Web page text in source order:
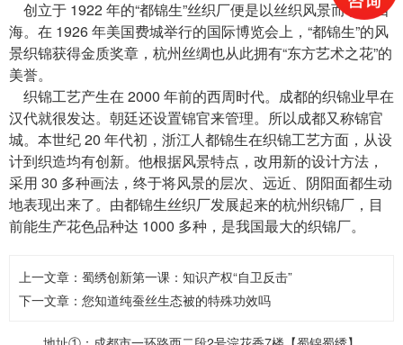
创立于 1922 年的“都锦生”丝织厂便是以丝织风景而名扬四
海。在 1926 年美国费城举行的国际博览会上，“都锦生”的风
景织锦获得金质奖章，杭州丝绸也从此拥有“东方艺术之花”的
美誉。
织锦工艺产生在 2000 年前的西周时代。成都的织锦业早在
汉代就很发达。朝廷还设置锦官来管理。所以成都又称锦官
城。本世纪 20 年代初，浙江人都锦生在织锦工艺方面，从设
计到织造均有创新。他根据风景特点，改用新的设计方法，
采用 30 多种画法，终于将风景的层次、远近、阴阳面都生动
地表现出来了。由都锦生丝织厂发展起来的杭州织锦厂，目
前能生产花色品种达 1000 多种，是我国最大的织锦厂。
上一文章： 蜀绣创新第一课：知识产权“自卫反击”
下一文章： 您知道纯蚕丝生态被的特殊功效吗